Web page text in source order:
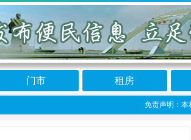
门市 租房
免责声明：本栏